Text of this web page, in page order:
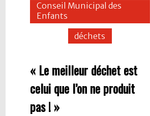
Conseil Municipal des
Enfants
déchets
« Le meilleur déchet est
celui que l’on ne produit
pas ! »